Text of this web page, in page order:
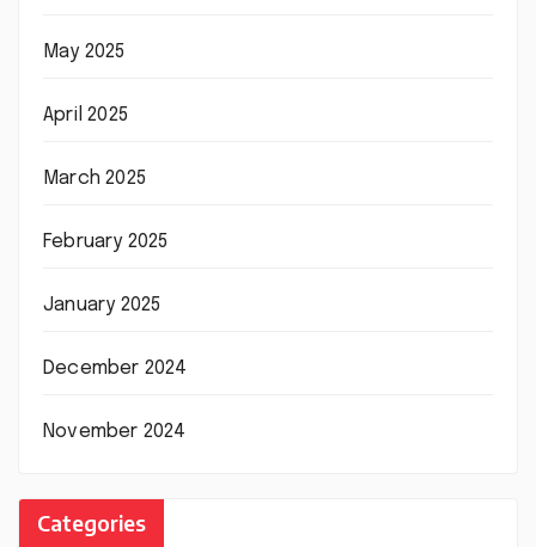
May 2025
April 2025
March 2025
February 2025
January 2025
December 2024
November 2024
Categories